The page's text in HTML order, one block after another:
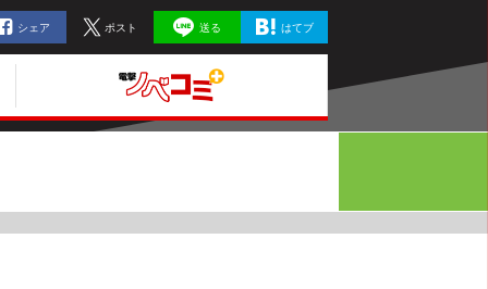
シェア ポスト 送る はてブ